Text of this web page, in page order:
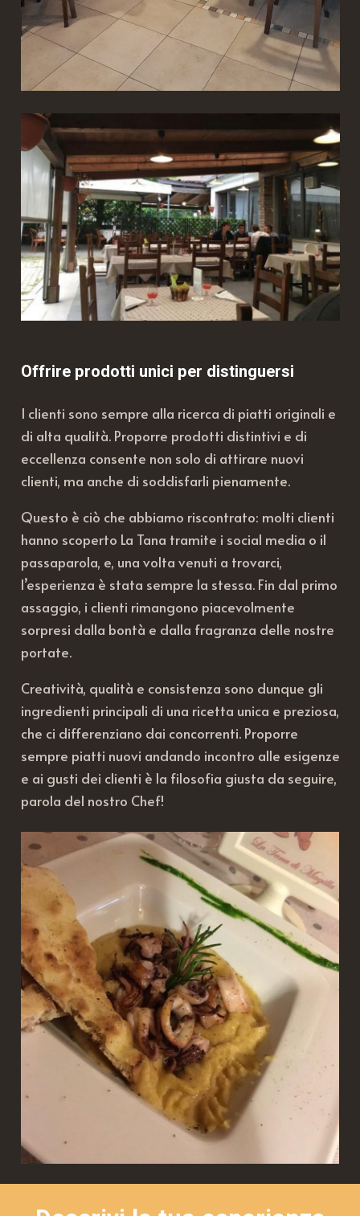
Offrire prodotti unici per distinguersi
I clienti sono sempre alla ricerca di piatti originali e
di alta qualità. Proporre prodotti distintivi e di
eccellenza consente non solo di attirare nuovi
clienti, ma anche di soddisfarli pienamente.
Questo è ciò che abbiamo riscontrato: molti clienti
hanno scoperto La Tana tramite i social media o il
passaparola, e, una volta venuti a trovarci,
l’esperienza è stata sempre la stessa. Fin dal primo
assaggio, i clienti rimangono piacevolmente
sorpresi dalla bontà e dalla fragranza delle nostre
portate.
Creatività, qualità e consistenza sono dunque gli
ingredienti principali di una ricetta unica e preziosa,
che ci differenziano dai concorrenti. Proporre
sempre piatti nuovi andando incontro alle esigenze
e ai gusti dei clienti è la filosofia giusta da seguire,
parola del nostro Chef!